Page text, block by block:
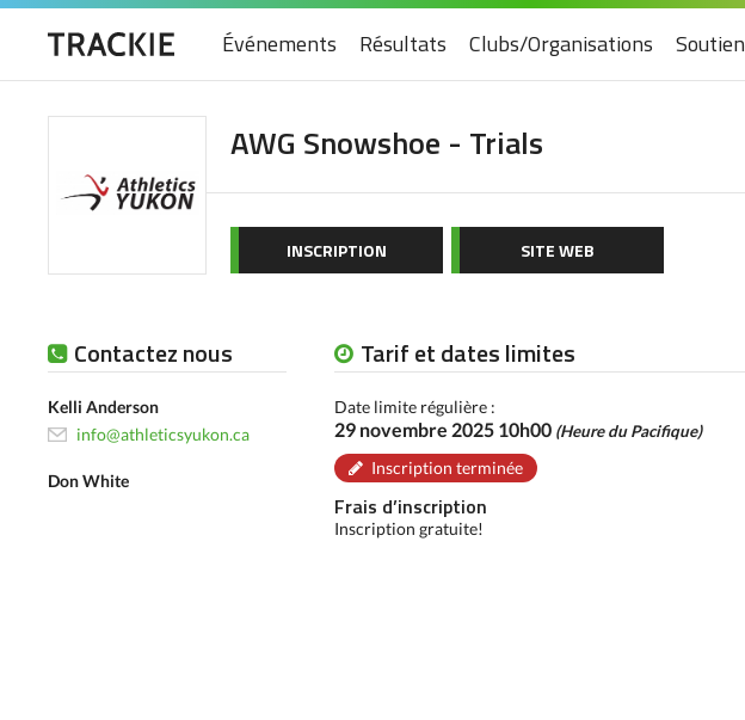
Événements Résultats Clubs/Organisations Soutien
AWG Snowshoe - Trials
INSCRIPTION SITE WEB
Tarif et dates limites
Date limite régulière :
29 novembre 2025 10h00 (Heure du Pacifique)
Inscription terminée
Frais d’inscription
Inscription gratuite!
Contactez nous
Kelli Anderson
info@athleticsyukon.ca
Don White